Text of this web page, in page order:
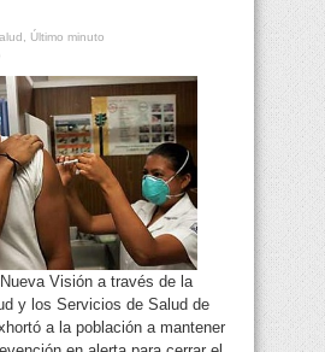
, Último minuto
Visión a través de la
y los Servicios de Salud de
a la población a mantener